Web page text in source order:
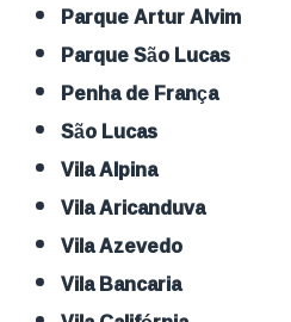
Parque Artur Alvim
Parque São Lucas
Penha de França
São Lucas
Vila Alpina
Vila Aricanduva
Vila Azevedo
Vila Bancaria